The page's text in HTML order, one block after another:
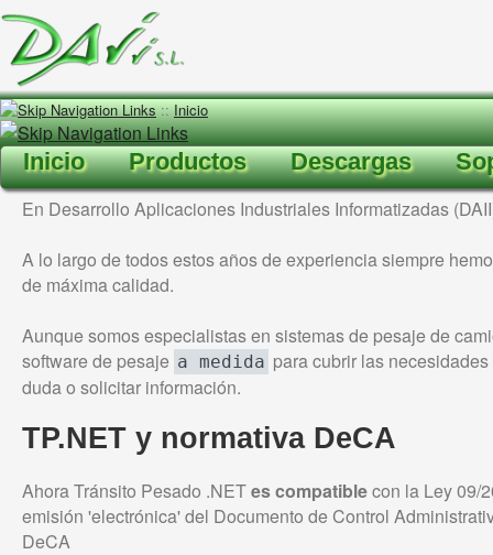
::Inicio
Inicio Productos Descargas
En Desarrollo Aplicaciones Industriales Informatizadas
A lo largo de todos estos años de experiencia siempre
de máxima calidad.
Aunque somos especialistas en sistemas de pesaje de
software de pesaje a medida para cubrir las
duda o solicitar información.
TP.NET y normativa DeCA
Ahora Tránsito Pesado .NETes compatiblecon la Ley 09/
emisión 'electrónica' del Documento de Control
DeCA